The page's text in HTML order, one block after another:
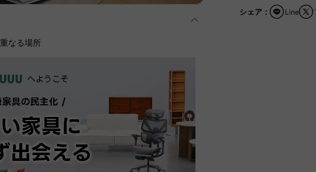
なる場所
シェア： Line